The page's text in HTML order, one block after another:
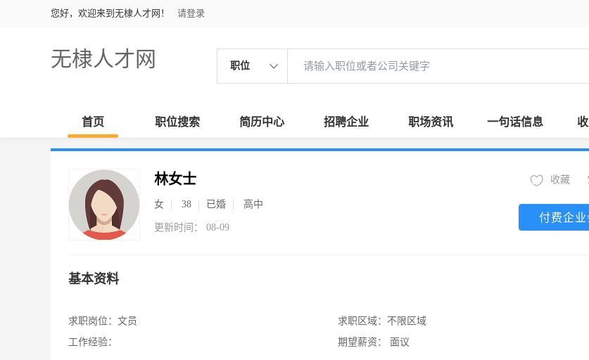
您好，欢迎来到无棣人才网！ 请登录
无棣人才网 职位
首页 职位搜索 简历中心 招聘企业 职场资讯 一句话信息
林女士
女 38 已婚 高中
更新时间： 08-09
收藏
付费企
基本资料
求职岗位： 文员
工作经验：
求职区域： 不限区域
期望薪资：
面议